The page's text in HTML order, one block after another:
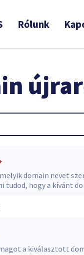
Rólunk
domain nevet
tudod, hogy a kívánt
a kiválasztott